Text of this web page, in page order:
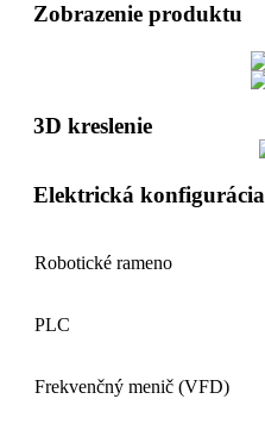
Zobrazenie produktu
3D kreslenie
Elektrická konfigurácia
Robotické rameno
PLC
Frekvenčný menič (VFD)